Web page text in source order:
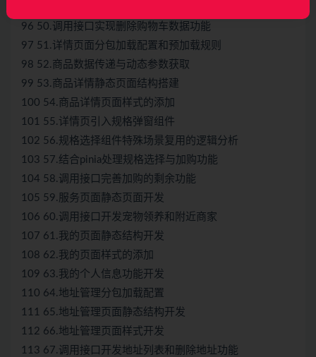
96 50.调用接口实现删除购物车数据功能
97 51.详情页面分包加载配置和预加载规则
98 52.商品数据传递与动态参数获取
99 53.商品详情静态页面结构搭建
100 54.商品详情页面样式的添加
101 55.详情页引入规格弹窗组件
102 56.规格选择组件特殊场景复用的逻辑分析
103 57.结合pinia处理规格选择与加购功能
104 58.调用接口完善加购的剩余功能
105 59.服务页面静态页面开发
106 60.调用接口开发宠物领养和附近商家
107 61.我的页面静态结构开发
108 62.我的页面样式的添加
109 63.我的个人信息功能开发
110 64.地址管理分包加载配置
111 65.地址管理页面静态结构开发
112 66.地址管理页面样式开发
113 67.调用接口开发地址列表和删除地址功能